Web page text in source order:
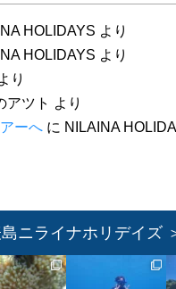
HOLIDAYS より
HOLIDAYS より
り
アツト より
ーへ に NILAINA
ニライナホリデイズ